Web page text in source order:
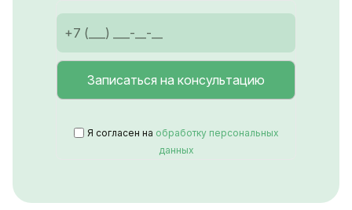
Я согласен на обработку персональных
данных